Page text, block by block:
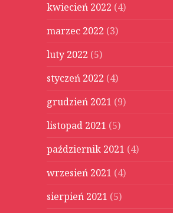
kwiecień 2022 (4)
marzec 2022 (3)
luty 2022 (5)
styczeń 2022 (4)
grudzień 2021 (9)
listopad 2021 (5)
październik 2021 (4)
wrzesień 2021 (4)
sierpień 2021 (5)